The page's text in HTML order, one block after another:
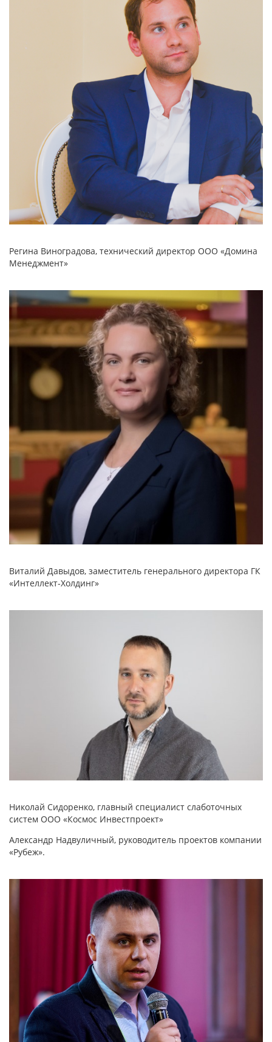
Регина Виноградова, технический директор ООО «Домина
Менеджмент»
Виталий Давыдов, заместитель генерального директора ГК
«Интеллект-Холдинг»
Николай Сидоренко, главный специалист слаботочных
систем ООО «Космос Инвестпроект»
Александр Надвуличный, руководитель проектов компании
«Рубеж».